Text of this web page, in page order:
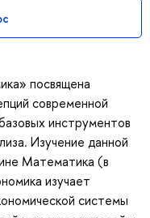
посвящена
современной
инструментов
Изучение данной
Математика (в
изучает
системы